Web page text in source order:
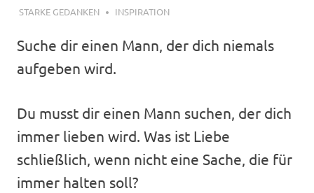
JULI 3, 2020
STARKE GEDANKEN INSPIRATION
Suche dir einen Mann, der dich niemals
aufgeben wird.
Du musst dir einen Mann suchen, der dich
immer lieben wird. Was ist Liebe
schließlich, wenn nicht eine Sache, die für
immer halten soll?